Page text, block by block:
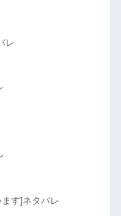
レ
す]ネタバレ